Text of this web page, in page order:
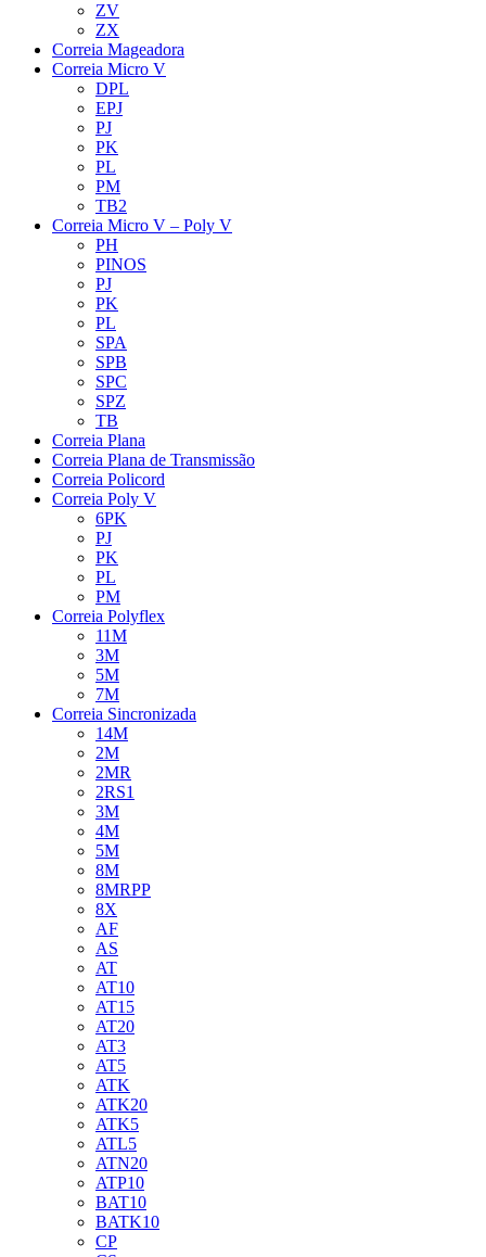
ZV
ZX
Correia Mageadora
Correia Micro V
DPL
EPJ
PJ
PK
PL
PM
TB2
Correia Micro V – Poly V
PH
PINOS
PJ
PK
PL
SPA
SPB
SPC
SPZ
TB
Correia Plana
Correia Plana de Transmissão
Correia Policord
Correia Poly V
6PK
PJ
PK
PL
PM
Correia Polyflex
11M
3M
5M
7M
Correia Sincronizada
14M
2M
2MR
2RS1
3M
4M
5M
8M
8MRPP
8X
AF
AS
AT
AT10
AT15
AT20
AT3
AT5
ATK
ATK20
ATK5
ATL5
ATN20
ATP10
BAT10
BATK10
CP